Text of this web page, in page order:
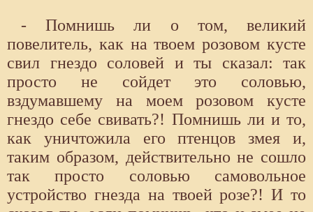
- Помнишь ли о том, великий
повелитель, как на твоем розовом кусте
свил гнездо соловей и ты сказал: так
просто не сойдет это соловью,
вздумавшему на моем розовом кусте
гнездо себе свивать?! Помнишь ли и то,
как уничтожила его птенцов змея и,
таким образом, действительно не сошло
так просто соловью самовольное
устройство гнезда на твоей розе?! И то